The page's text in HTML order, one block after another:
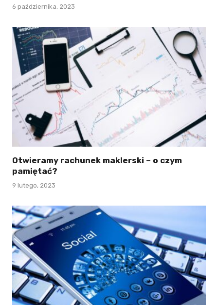
6 października, 2023
Otwieramy rachunek maklerski – o czym
pamiętać?
9 lutego, 2023